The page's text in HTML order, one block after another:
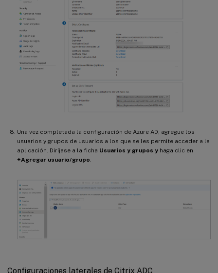
Una vez completada la configuración de Azure AD, agregue los
usuarios y grupos de usuarios a los que se les permite acceder a la
aplicación. Diríjase a la ficha Usuarios y grupos y haga clic en
+Agregar usuario/grupo.
Configuraciones laterales de Citrix ADC